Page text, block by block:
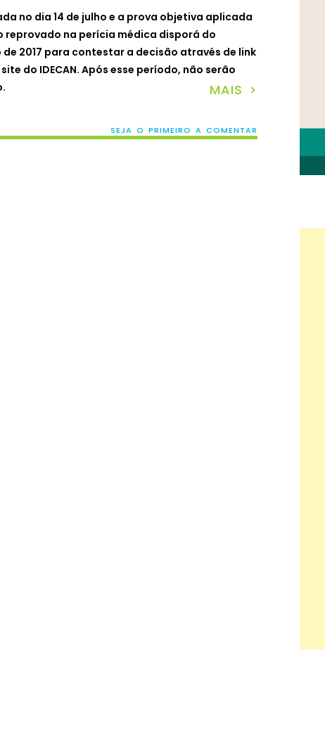
no dia 14 de julho e a prova objetiva aplicada
reprovado na perícia médica disporá do
2017 para contestar a decisão através de link
do IDECAN. Após esse período, não serão
MAIS >
SEJA O PRIMEIRO A COMENTAR